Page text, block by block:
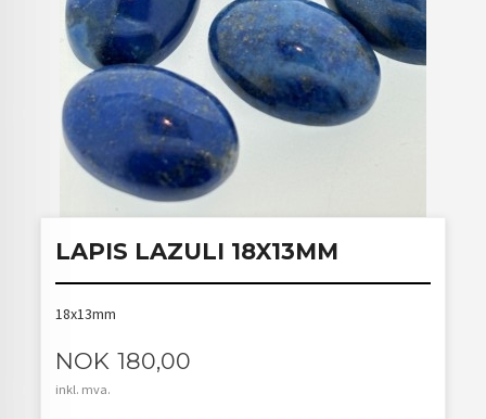
LAPIS LAZULI 18X13MM
18x13mm
Pris
NOK 180,00
inkl. mva.